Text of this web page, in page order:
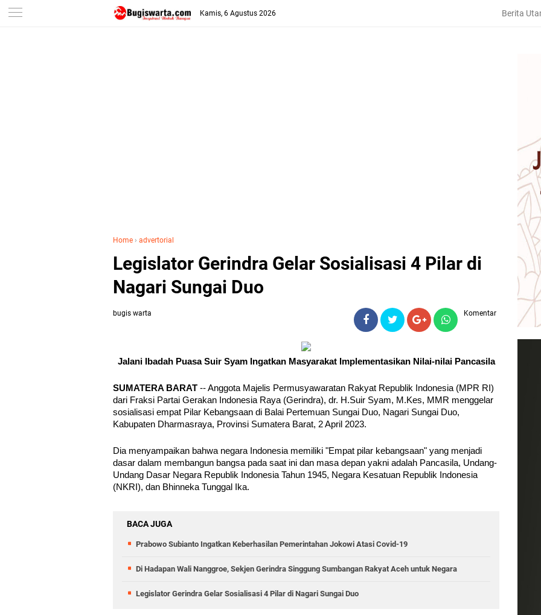
-->
Kamis, 6 Agustus 2026 Berita
Home › advertorial
Legislator Gerindra Gelar Sosialisasi 4 Pilar di
Nagari Sungai Duo
bugis warta Komentar
Jalani Ibadah Puasa Suir Syam Ingatkan Masyarakat Implementasikan Nilai-nilai Pancasila
SUMATERA BARAT -- Anggota Majelis Permusyawaratan Rakyat Republik Indonesia (MPR RI)
dari Fraksi Partai Gerakan Indonesia Raya (Gerindra), dr. H.Suir Syam, M.Kes, MMR menggelar
sosialisasi empat Pilar Kebangsaan di Balai Pertemuan Sungai Duo, Nagari Sungai Duo,
Kabupaten Dharmasraya, Provinsi Sumatera Barat, 2 April 2023.
Dia menyampaikan bahwa negara Indonesia memiliki "Empat pilar kebangsaan" yang menjadi
dasar dalam membangun bangsa pada saat ini dan masa depan yakni adalah Pancasila, Undang-
Undang Dasar Negara Republik Indonesia Tahun 1945, Negara Kesatuan Republik Indonesia
(NKRI), dan Bhinneka Tunggal Ika.
BACA JUGA
Prabowo Subianto Ingatkan Keberhasilan Pemerintahan Jokowi Atasi Covid-19
Di Hadapan Wali Nanggroe, Sekjen Gerindra Singgung Sumbangan Rakyat Aceh untuk Negara
Legislator Gerindra Gelar Sosialisasi 4 Pilar di Nagari Sungai Duo